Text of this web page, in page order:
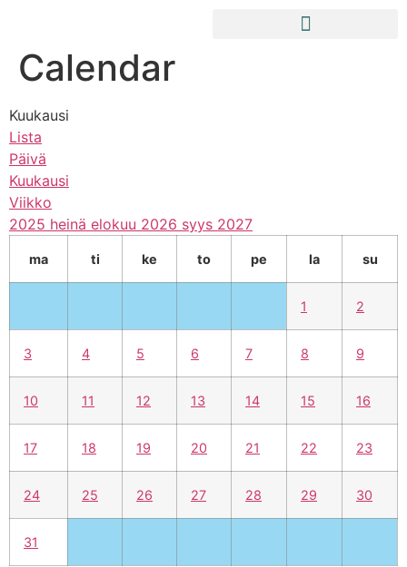
Calendar
Kuukausi
Lista
Päivä
Kuukausi
Viikko
2025 heinä elokuu 2026 syys 2027
ma ti ke to pe la su
1 2
3 4 5 6 7 8 9
10 11 12 13 14 15 16
17 18 19 20 21 22 23
24 25 26 27 28 29 30
31